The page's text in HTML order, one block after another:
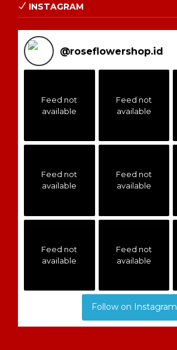
INSTAGRAM
@roseflowershop.id
Feed not
available
Feed not
available
Feed not
available
Feed not
available
Feed not
available
Feed not
available
Follow on Instagram